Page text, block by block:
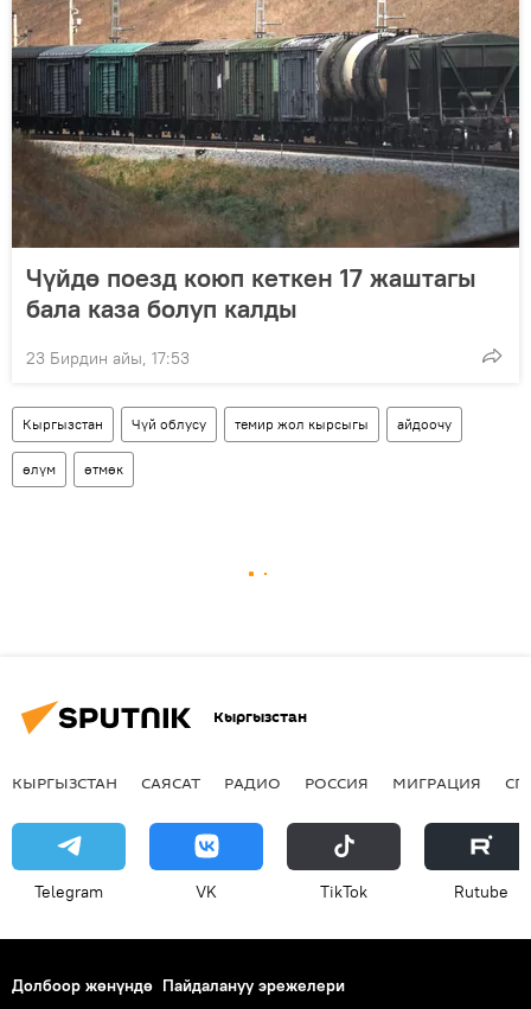
Чүйдө поезд коюп кеткен 17 жаштагы
бала каза болуп калды
23 Бирдин айы, 17:53
Кыргызстан Чүй облусу темир жол кырсыгы айдоочу
өлүм өтмөк
Кыргызстан
КЫРГЫЗСТАН САЯСАТ РАДИО РОССИЯ МИГРАЦИЯ
Telegram VK ТikТоk Rutube
Долбоор жөнүндө Пайдалануу эрежелери